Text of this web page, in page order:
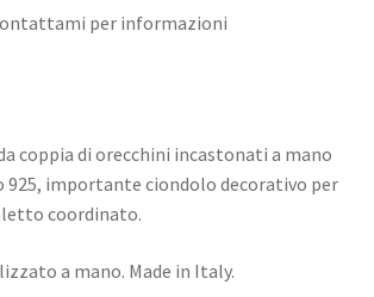
per informazioni
coppia di orecchini incastonati a mano
925, importante ciondolo decorativo per
coordinato.
a mano. Made in Italy.